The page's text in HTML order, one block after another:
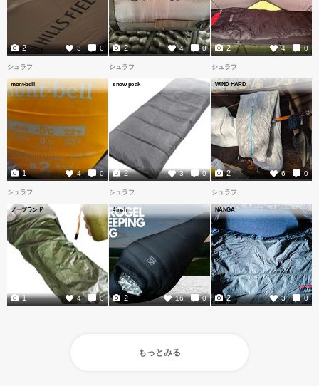
3 0
2 4 0
2 4 0
2
シュラフ
mont-bell
4 0
1
シュラフ
snow peak
3 0
2
シュラフ
WIND HARD
6 0
2
シュラフ
ノーブランド
4 0
1
シュラフ
4inch
16 0
2
シュラフ
NANGA
3 0
2
もっとみる